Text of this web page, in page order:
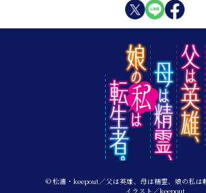
© 松浦・keepout／父は英雄、母は精霊、娘の私は